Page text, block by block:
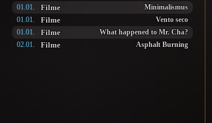
Minimalismus
Filme
01.01.
Vento seco
Filme
01.01.
What happened to Mr. Cha?
Filme
01.01.
Asphalt Burning
Filme
02.01.